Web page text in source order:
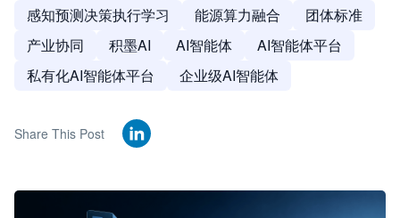
感知预测决策执行学习
能源算力融合
团体标准
产业协同
积墨AI AI智能体
AI智能体平台
私有化AI智能体平台
企业级AI智能体
Share This Post